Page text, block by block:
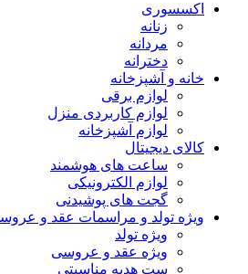
اکسسوری
زنانه
مردانه
دخترانه
خانه و آشپزخانه
لوازم برقی
لوازم کاربردی منزل
لوازم آشپزخانه
کالای دیجیتال
ساعت های هوشمند
لوازم الکترونیکی
گجت های پوشیدنی
ویژه تولد و مراسمات عقد و
ویژه تولد
ویژه عقد و عروسی
ست هدیه مناسبتی